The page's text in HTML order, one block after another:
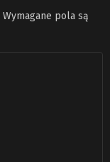
Wymagane pola są